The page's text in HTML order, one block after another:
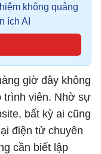
không quảng
ích AI
giờ đây không
trình viên. Nhờ sự
bất kỳ ai cũng
điện tử chuyên
cần biết lập